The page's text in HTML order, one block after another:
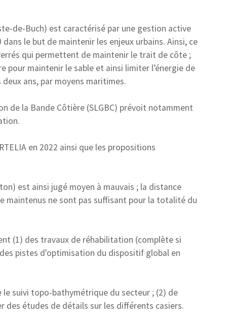
de-Buch) est caractérisé par une gestion active
le but de maintenir les enjeux urbains. Ainsi, ce
qui permettent de maintenir le trait de côte ;
maintenir le sable et ainsi limiter l’énergie de
ans, par moyens maritimes.
de la Bande Côtière (SLGBC) prévoit notamment
en 2022 ainsi que les propositions
est ainsi jugé moyen à mauvais ; la distance
maintenus ne sont pas suffisant pour la totalité du
(1) des travaux de réhabilitation (complète si
pistes d'optimisation du dispositif global en
le suivi topo-bathymétrique du secteur ; (2) de
des études de détails sur les différents casiers.